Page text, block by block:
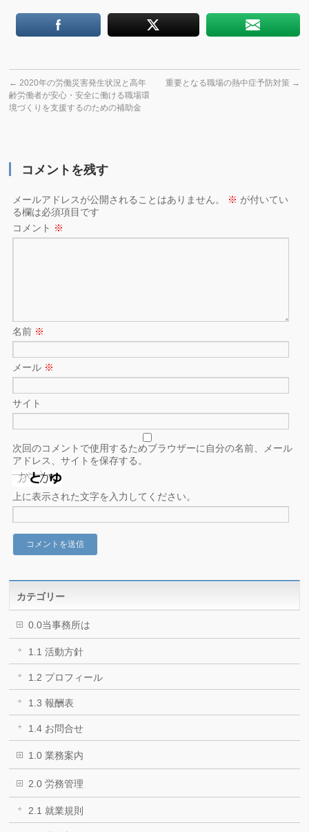
← 2020年の労働災害発生状況と高年
齢労働者が安心・安全に働ける職場環
境づくりを支援するのための補助金
重要となる職場の熱中症予防対策 →
コメントを残す
メールアドレスが公開されることはありません。 ※ が付いてい
る欄は必須項目です
コメント ※
名前 ※
メール ※
サイト
次回のコメントで使用するためブラウザーに自分の名前、メール
アドレス、サイトを保存する。
上に表示された文字を入力してください。
カテゴリー
0.0当事務所は
1.1 活動方針
1.2 プロフィール
1.3 報酬表
1.4 お問合せ
1.0 業務案内
2.0 労務管理
2.1 就業規則